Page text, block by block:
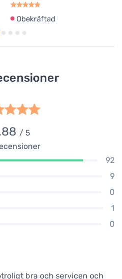
Obekräftad
/ 5
92
9
0
1
0
bra och servicen och